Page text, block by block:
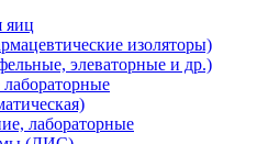
яиц
изоляторы)
элеваторные и др.)
лабораторные